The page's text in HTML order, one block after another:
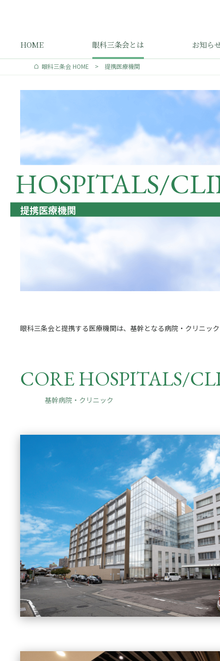
HOME 眼科三条会とは お知ら
眼科三条会 HOME > 提携医療機関
HOSPITALS/
提携医療機関
眼科三条会と提携する医療機関は、基幹となる病院・クリニッ
CORE HOSPITALS/
基幹病院・クリニック